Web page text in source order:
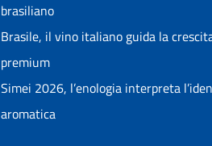
brasiliano
Brasile, il vino italiano guida la
premium
Simei 2026, l’enologia interpreta
aromatica